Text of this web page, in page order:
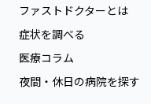
ファストドクターとは
症状を調べる
医療コラム
夜間・休日の病院を探す